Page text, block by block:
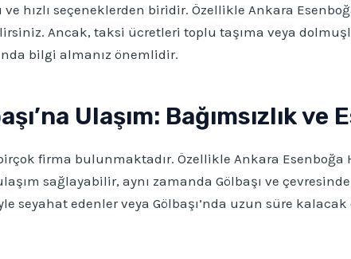
hızlı seçeneklerden biridir. Özellikle Ankara
Ancak, taksi ücretleri toplu taşıma veya
bilgi almanız önemlidir.
Ulaşım: Bağımsızlık ve
firma bulunmaktadır. Özellikle Ankara Esenboğa
sağlayabilir, aynı zamanda Gölbaşı ve
seyahat edenler veya Gölbaşı’nda uzun süre